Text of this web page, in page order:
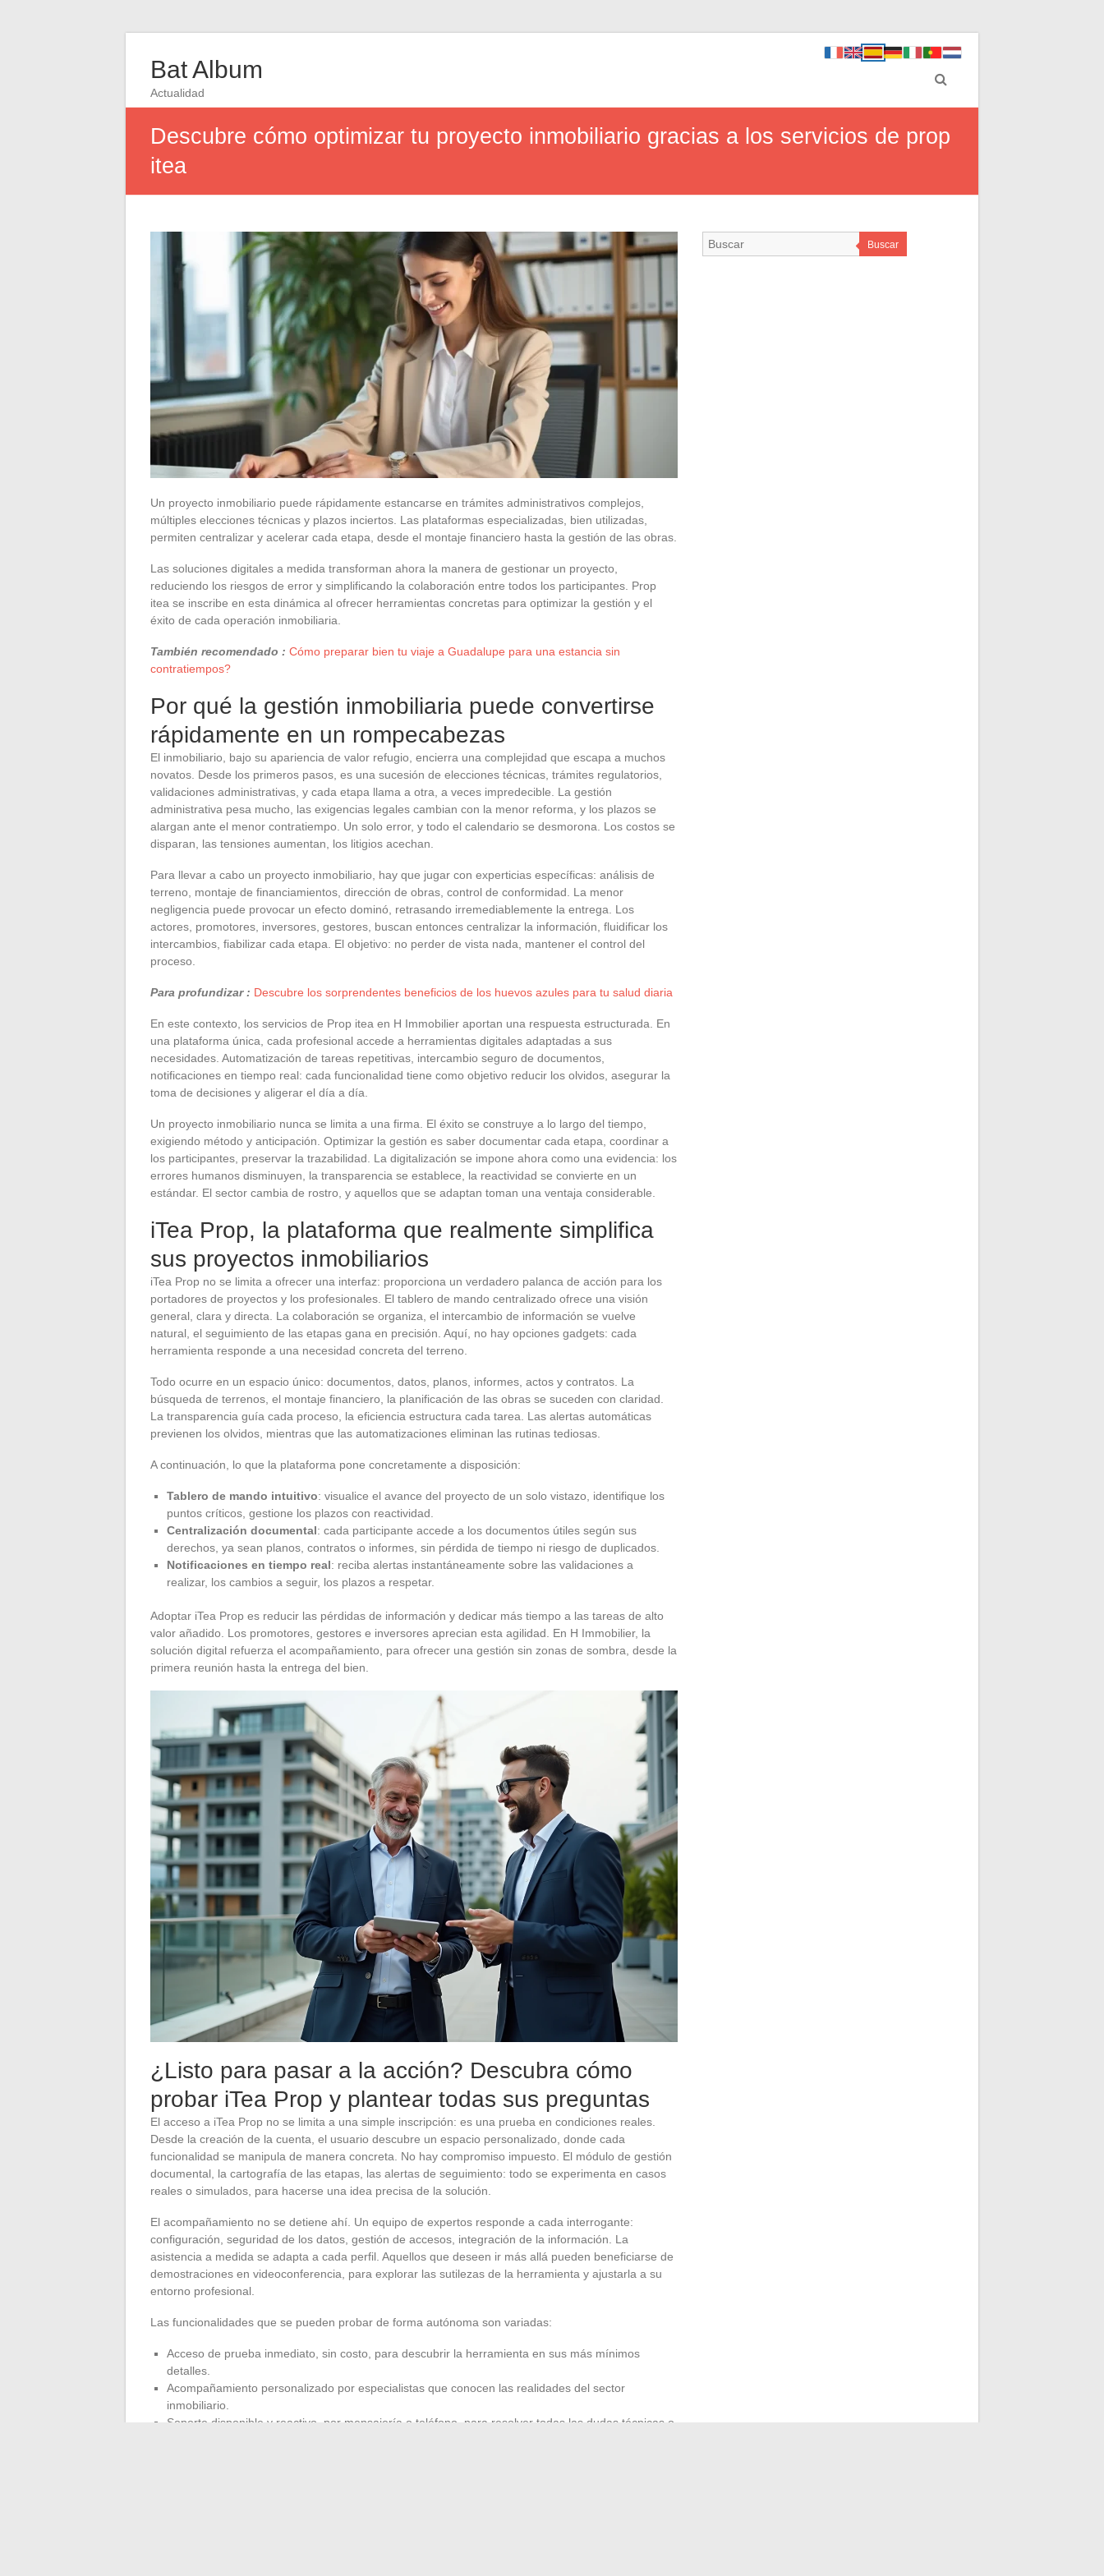
Bat Album
Actualidad
Descubre cómo optimizar tu proyecto inmobiliario gracias a los servicios de prop
itea
Un proyecto inmobiliario puede rápidamente estancarse en trámites administrativos complejos,
múltiples elecciones técnicas y plazos inciertos. Las plataformas especializadas, bien utilizadas,
permiten centralizar y acelerar cada etapa, desde el montaje financiero hasta la gestión de las obras.
Las soluciones digitales a medida transforman ahora la manera de gestionar un proyecto,
reduciendo los riesgos de error y simplificando la colaboración entre todos los participantes. Prop
itea se inscribe en esta dinámica al ofrecer herramientas concretas para optimizar la gestión y el
éxito de cada operación inmobiliaria.
También recomendado : Cómo preparar bien tu viaje a Guadalupe para una estancia sin
contratiempos?
Por qué la gestión inmobiliaria puede convertirse
rápidamente en un rompecabezas
El inmobiliario, bajo su apariencia de valor refugio, encierra una complejidad que escapa a muchos
novatos. Desde los primeros pasos, es una sucesión de elecciones técnicas, trámites regulatorios,
validaciones administrativas, y cada etapa llama a otra, a veces impredecible. La gestión
administrativa pesa mucho, las exigencias legales cambian con la menor reforma, y los plazos se
alargan ante el menor contratiempo. Un solo error, y todo el calendario se desmorona. Los costos se
disparan, las tensiones aumentan, los litigios acechan.
Para llevar a cabo un proyecto inmobiliario, hay que jugar con experticias específicas: análisis de
terreno, montaje de financiamientos, dirección de obras, control de conformidad. La menor
negligencia puede provocar un efecto dominó, retrasando irremediablemente la entrega. Los
actores, promotores, inversores, gestores, buscan entonces centralizar la información, fluidificar los
intercambios, fiabilizar cada etapa. El objetivo: no perder de vista nada, mantener el control del
proceso.
Para profundizar : Descubre los sorprendentes beneficios de los huevos azules para tu salud diaria
En este contexto, los servicios de Prop itea en H Immobilier aportan una respuesta estructurada. En
una plataforma única, cada profesional accede a herramientas digitales adaptadas a sus
necesidades. Automatización de tareas repetitivas, intercambio seguro de documentos,
notificaciones en tiempo real: cada funcionalidad tiene como objetivo reducir los olvidos, asegurar la
toma de decisiones y aligerar el día a día.
Un proyecto inmobiliario nunca se limita a una firma. El éxito se construye a lo largo del tiempo,
exigiendo método y anticipación. Optimizar la gestión es saber documentar cada etapa, coordinar a
los participantes, preservar la trazabilidad. La digitalización se impone ahora como una evidencia: los
errores humanos disminuyen, la transparencia se establece, la reactividad se convierte en un
estándar. El sector cambia de rostro, y aquellos que se adaptan toman una ventaja considerable.
iTea Prop, la plataforma que realmente simplifica
sus proyectos inmobiliarios
iTea Prop no se limita a ofrecer una interfaz: proporciona un verdadero palanca de acción para los
portadores de proyectos y los profesionales. El tablero de mando centralizado ofrece una visión
general, clara y directa. La colaboración se organiza, el intercambio de información se vuelve
natural, el seguimiento de las etapas gana en precisión. Aquí, no hay opciones gadgets: cada
herramienta responde a una necesidad concreta del terreno.
Todo ocurre en un espacio único: documentos, datos, planos, informes, actos y contratos. La
búsqueda de terrenos, el montaje financiero, la planificación de las obras se suceden con claridad.
La transparencia guía cada proceso, la eficiencia estructura cada tarea. Las alertas automáticas
previenen los olvidos, mientras que las automatizaciones eliminan las rutinas tediosas.
A continuación, lo que la plataforma pone concretamente a disposición:
Tablero de mando intuitivo: visualice el avance del proyecto de un solo vistazo, identifique los
puntos críticos, gestione los plazos con reactividad.
Centralización documental: cada participante accede a los documentos útiles según sus
derechos, ya sean planos, contratos o informes, sin pérdida de tiempo ni riesgo de duplicados.
Notificaciones en tiempo real: reciba alertas instantáneamente sobre las validaciones a
realizar, los cambios a seguir, los plazos a respetar.
Adoptar iTea Prop es reducir las pérdidas de información y dedicar más tiempo a las tareas de alto
valor añadido. Los promotores, gestores e inversores aprecian esta agilidad. En H Immobilier, la
solución digital refuerza el acompañamiento, para ofrecer una gestión sin zonas de sombra, desde la
primera reunión hasta la entrega del bien.
¿Listo para pasar a la acción? Descubra cómo
probar iTea Prop y plantear todas sus preguntas
El acceso a iTea Prop no se limita a una simple inscripción: es una prueba en condiciones reales.
Desde la creación de la cuenta, el usuario descubre un espacio personalizado, donde cada
funcionalidad se manipula de manera concreta. No hay compromiso impuesto. El módulo de gestión
documental, la cartografía de las etapas, las alertas de seguimiento: todo se experimenta en casos
reales o simulados, para hacerse una idea precisa de la solución.
El acompañamiento no se detiene ahí. Un equipo de expertos responde a cada interrogante:
configuración, seguridad de los datos, gestión de accesos, integración de la información. La
asistencia a medida se adapta a cada perfil. Aquellos que deseen ir más allá pueden beneficiarse de
demostraciones en videoconferencia, para explorar las sutilezas de la herramienta y ajustarla a su
entorno profesional.
Las funcionalidades que se pueden probar de forma autónoma son variadas:
Acceso de prueba inmediato, sin costo, para descubrir la herramienta en sus más mínimos
detalles.
Acompañamiento personalizado por especialistas que conocen las realidades del sector
inmobiliario.
Soporte disponible y reactivo, por mensajería o teléfono, para resolver todas las dudas técnicas o
Buscar